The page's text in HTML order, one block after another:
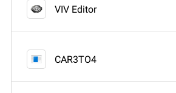
VIV Editor
CAR3TO4